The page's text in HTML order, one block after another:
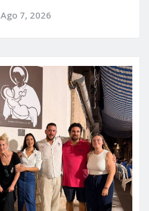
Ago 7, 2026